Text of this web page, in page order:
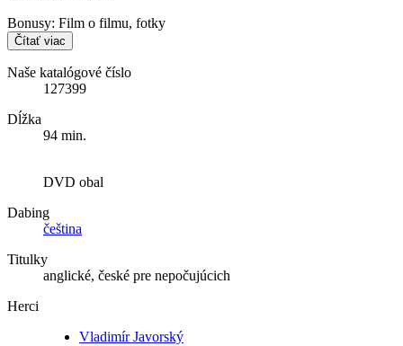
Bonusy: Film o filmu, fotky
Čítať viac
Naše katalógové číslo
127399
Dĺžka
94 min.
DVD obal
Dabing
čeština
Titulky
anglické, české pre nepočujúcich
Herci
Vladimír Javorský